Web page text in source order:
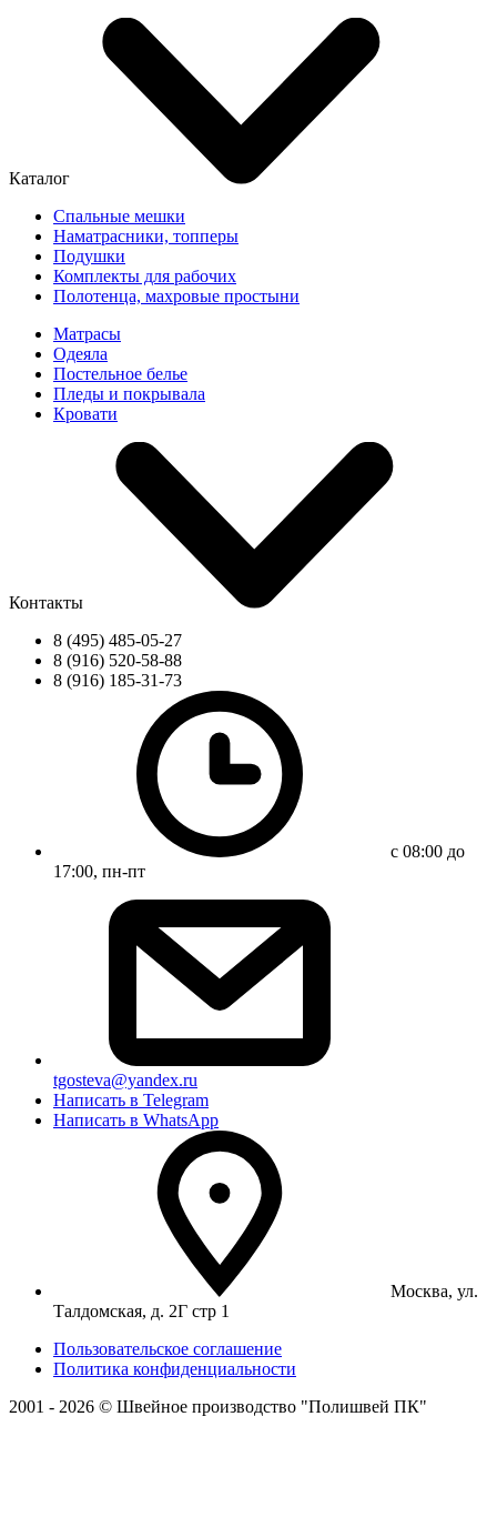
Каталог
Спальные мешки
Наматрасники, топперы
Подушки
Комплекты для рабочих
Полотенца, махровые простыни
Матрасы
Одеяла
Постельное белье
Пледы и покрывала
Кровати
Контакты
8 (495) 485-05-27
8 (916) 520-58-88
8 (916) 185-31-73
с 08:00 до
17:00, пн-пт
tgosteva@yandex.ru
Написать в Telegram
Написать в WhatsApp
Москва, ул.
Талдомская, д. 2Г стр 1
Пользовательское соглашение
Политика конфиденциальности
2001 - 2026 © Швейное производство "Полишвей ПК"